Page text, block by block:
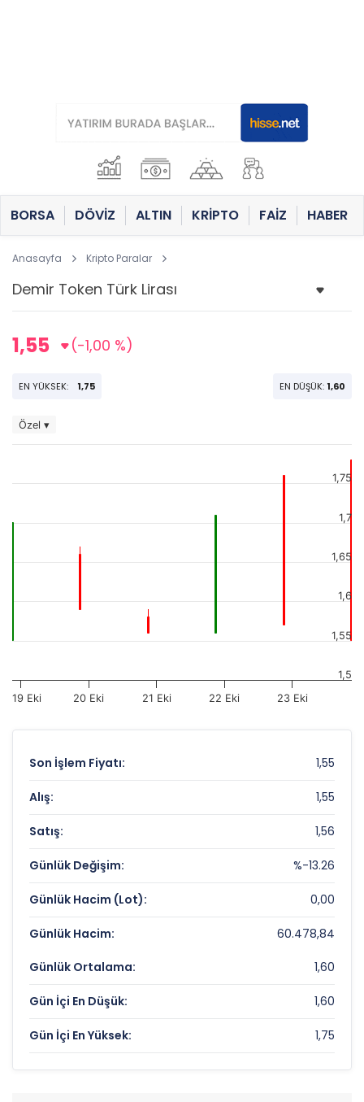
BORSA DÖVİZ ALTIN KRİPTO FAİZ HABER
Anasayfa Kripto Paralar
1,55 (-1,00 %)
EN YÜKSEK: 1,75 EN DÜŞÜK: 1,60
Özel ▾
19 Eki 20 Eki 21 Eki 22 Eki 23 Eki
1,5
1,55
1,6
1,65
1,7
1,75
Son İşlem Fiyatı: 1,55
Alış: 1,55
Satış: 1,56
Günlük Değişim: %-13.26
Günlük Hacim (Lot): 0,00
Günlük Hacim: 60.478,84
Günlük Ortalama: 1,60
Gün İçi En Düşük: 1,60
Gün İçi En Yüksek: 1,75